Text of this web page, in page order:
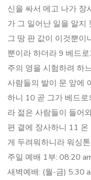
신을 싸서 메고 나가 장
가 그 일어난 일을 알지
그 땅 판 값이 이것뿐이
뿐이라 하더라 9 베드
주의 영을 시험하려 하
사람들의 발이 문 앞에
하니 10 곧 그가 베드
라 젊은 사람들이 들어
편 곁에 장사하니 11
게 두려워하니라 워싱
주일 예배 1부: 08:20
새벽예배: (월-금) 5:30